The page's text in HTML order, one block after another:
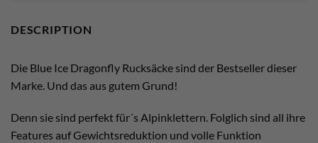
DESCRIPTION
Die Blue Ice Dragonfly Rucksäcke sind der Bestseller dieser
Marke. Und das aus gutem Grund!
Denn sie sind perfekt für´s Alpinklettern. Folglich sind all ihre
Features auf Gewichtsreduktion und volle Funktion